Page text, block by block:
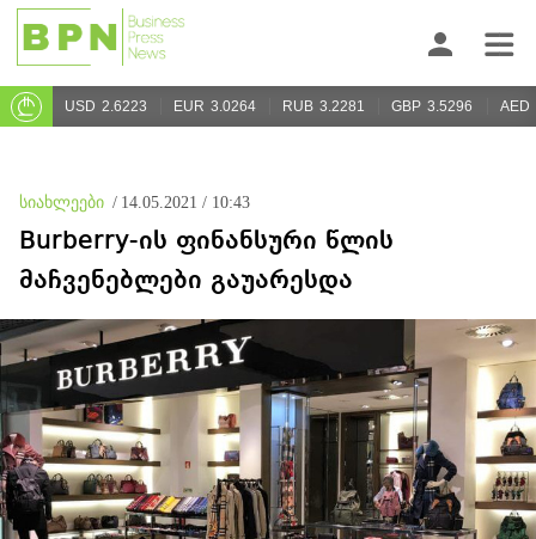
USD 2.6223 EUR 3.0264 RUB 3.2281 GBP 3.5296 AED
სიახლეები / 14.05.2021 / 10:43
Burberry-ის ფინანსური წლის
მაჩვენებლები გაუარესდა